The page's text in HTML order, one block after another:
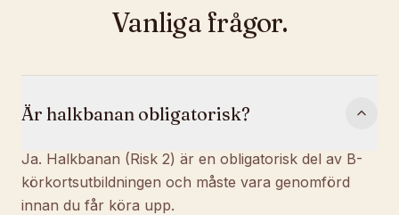
Vanliga frågor.
Är halkbanan obligatorisk?
Ja. Halkbanan (Risk 2) är en obligatorisk del av B-
körkortsutbildningen och måste vara genomförd
innan du får köra upp.